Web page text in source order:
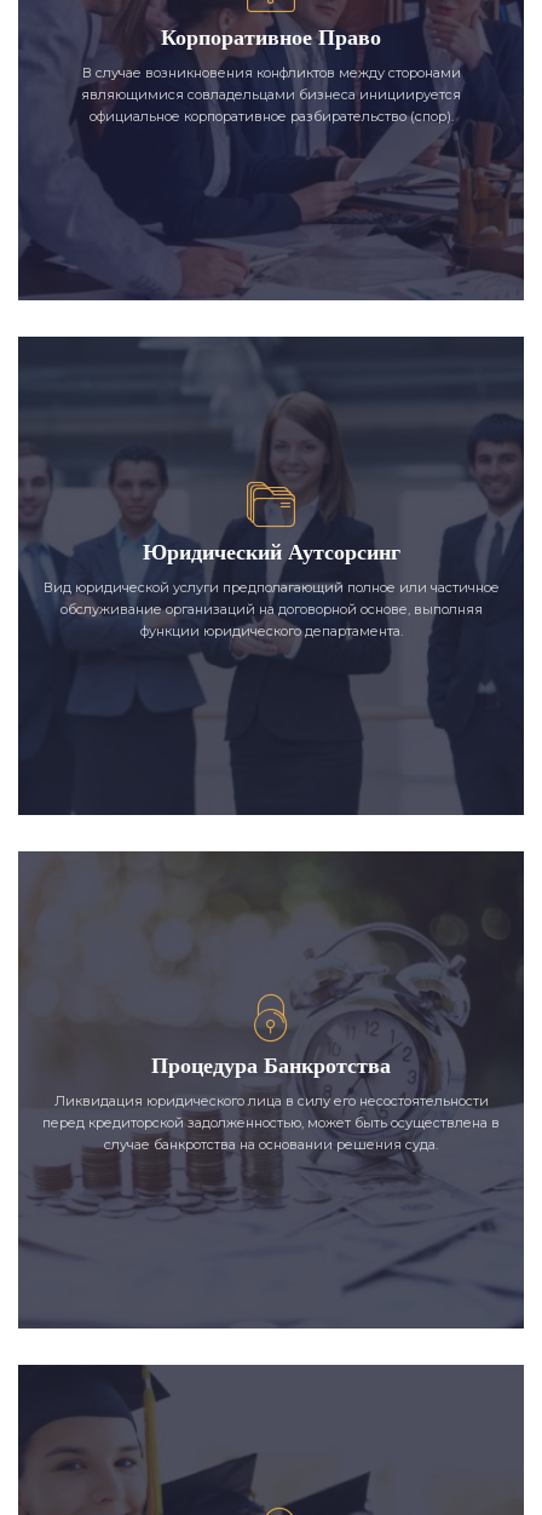
Корпоративное Право
В случае возникновения конфликтов между сторонами
являющимися совладельцами бизнеса инициируется
официальное корпоративное разбирательство (спор).
Юридический Аутсорсинг
Вид юридической услуги предполагающий полное или частичное
обслуживание организаций на договорной основе, выполняя
функции юридического департамента.
Процедура Банкротства
Ликвидация юридического лица в силу его несостоятельности
перед кредиторской задолженностью, может быть осуществлена в
случае банкротства на основании решения суда.